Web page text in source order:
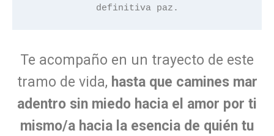
definitiva paz.
Te acompaño en un trayecto de este
tramo de vida, hasta que camines mar
adentro sin miedo hacia el amor por ti
mismo/a hacia la esencia de quién tu